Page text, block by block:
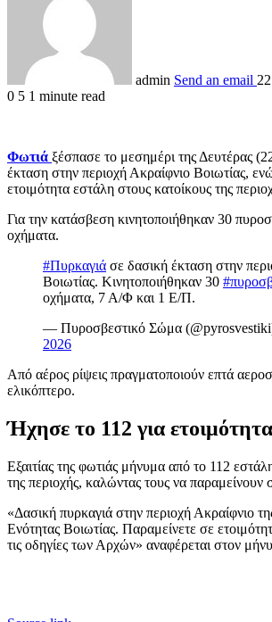
admin Send an email
0 5 1 minute read
Φωτιά ξέσπασε το μεσημέρι της Δευτέρας
έκταση στην περιοχή Ακραίφνιο Βοιωτίας,
ετοιμότητα εστάλη στους κατοίκους της
Για την κατάσβεση κινητοποιήθηκαν 30
οχήματα.
#Πυρκαγιά σε δασική έκταση στην
Βοιωτίας. Κινητοποιήθηκαν 30
οχήματα, 7 Α/Φ και 1 Ε/Π.
— Πυροσβεστικό Σώμα
2026
Από αέρος ρίψεις πραγματοποιούν επτά
ελικόπτερο.
Ήχησε το 112 για ετοιμότητα
Εξαιτίας της φωτιάς μήνυμα από το 112
της περιοχής, καλώντας τους να παραμείνουν
«Δασική πυρκαγιά στην περιοχή Ακραίφνιο
Ενότητας Βοιωτίας. Παραμείνετε σε
τις οδηγίες των Αρχών» αναφέρεται στον